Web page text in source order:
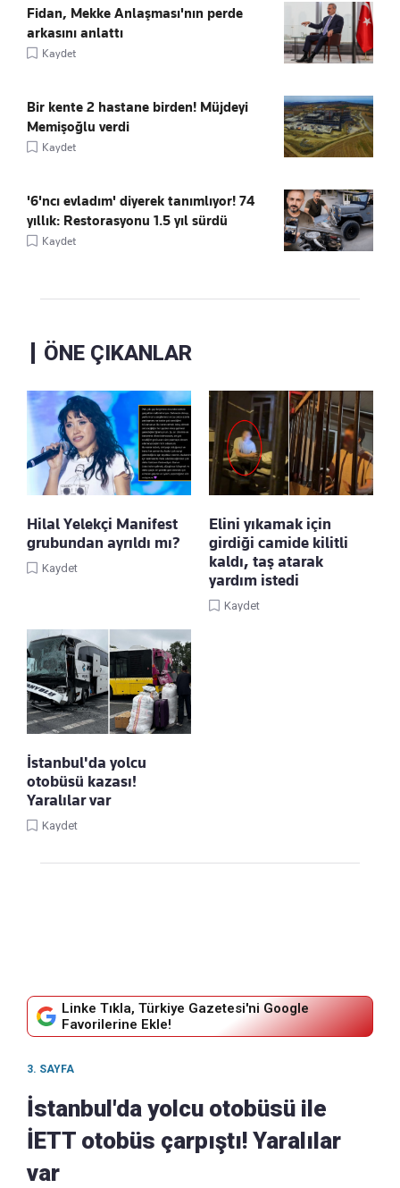
Fidan, Mekke Anlaşması'nın perde
arkasını anlattı
Kaydet
Bir kente 2 hastane birden! Müjdeyi
Memişoğlu verdi
Kaydet
'6'ncı evladım' diyerek tanımlıyor! 74
yıllık: Restorasyonu 1.5 yıl sürdü
Kaydet
ÖNE ÇIKANLAR
Hilal Yelekçi Manifest
grubundan ayrıldı mı?
Kaydet
Elini yıkamak için
girdiği camide kilitli
kaldı, taş atarak
yardım istedi
Kaydet
İstanbul'da yolcu
otobüsü kazası!
Yaralılar var
Kaydet
Linke Tıkla, Türkiye Gazetesi'ni Google
Favorilerine Ekle!
3. SAYFA
İstanbul'da yolcu otobüsü ile
İETT otobüs çarpıştı! Yaralılar
var